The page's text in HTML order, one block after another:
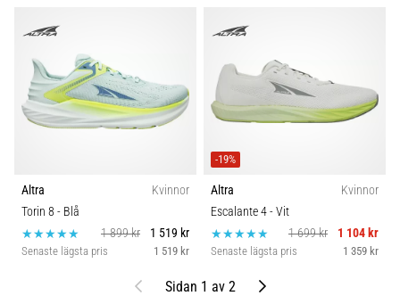
Altra
Kvinnor
Torin 8 - Blå
1 899 kr
1 519 kr
Senaste lägsta pris 1 519 kr
-19%
Altra
Kvinnor
Escalante 4- Vit
1 699 kr
1 104 kr
Senaste lägsta pris 1 359 kr
Föregående
Sidan 1 av 2 Nästa